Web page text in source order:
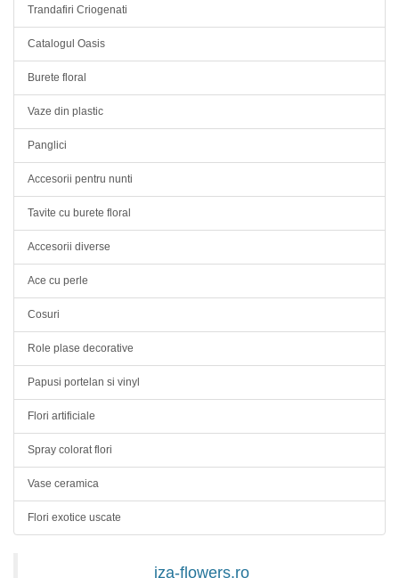
Trandafiri Criogenati
Catalogul Oasis
Burete floral
Vaze din plastic
Panglici
Accesorii pentru nunti
Tavite cu burete floral
Accesorii diverse
Ace cu perle
Cosuri
Role plase decorative
Papusi portelan si vinyl
Flori artificiale
Spray colorat flori
Vase ceramica
Flori exotice uscate
iza-flowers.ro